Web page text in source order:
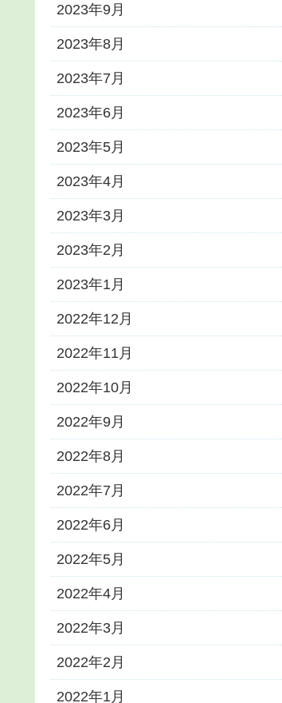
2023年9月
2023年8月
2023年7月
2023年6月
2023年5月
2023年4月
2023年3月
2023年2月
2023年1月
2022年12月
2022年11月
2022年10月
2022年9月
2022年8月
2022年7月
2022年6月
2022年5月
2022年4月
2022年3月
2022年2月
2022年1月